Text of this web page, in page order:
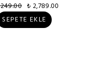
₺ 2,789.00
SEPETE EKLE